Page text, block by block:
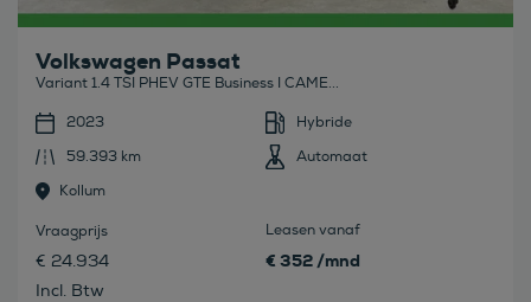
Volkswagen Passat
Variant 1.4 TSI PHEV GTE Business I CAME...
2023
Hybride
59.393 km
Automaat
Kollum
Vraagprijs
€ 24.934
Incl. Btw
Leasen vanaf
€ 352 /mnd